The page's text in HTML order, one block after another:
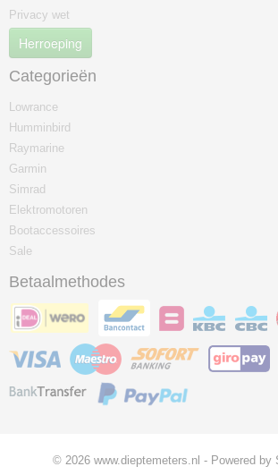
Privacy wet
Herroeping
Categorieën
Lowrance
Humminbird
Raymarine
Garmin
Simrad
Elektromotoren
Bootaccessoires
Sale
Betaalmethodes
© 2026 www.dieptemeters.nl - Powered by